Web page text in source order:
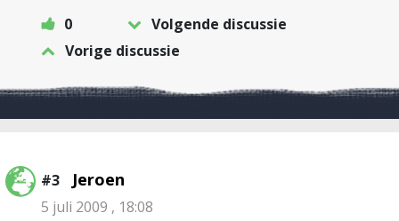
0
Volgende discussie
Vorige discussie
#3 Jeroen
5 juli 2009 , 18:08